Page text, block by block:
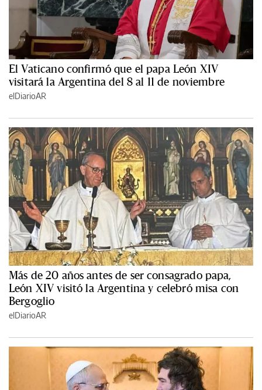
El Vaticano confirmó que el papa León XIV
visitará la Argentina del 8 al 11 de noviembre
elDiarioAR
Más de 20 años antes de ser consagrado papa,
León XIV visitó la Argentina y celebró misa con
Bergoglio
elDiarioAR